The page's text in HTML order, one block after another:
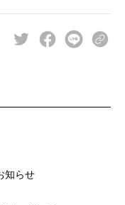
52-0323
知らせ